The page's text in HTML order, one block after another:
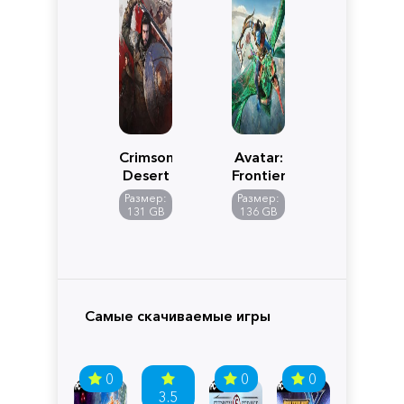
Crimson
Desert
Размер:
131 GB
Avatar:
Frontiers
of
Pandora
Размер:
136 GB
Самые скачиваемые игры
0
3.5
0 0